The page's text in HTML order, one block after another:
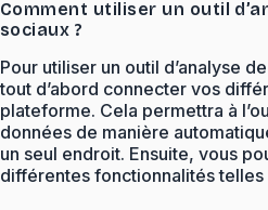
Comment utiliser un outil
sociaux ?
Pour utiliser un outil d’analyse
tout d’abord connecter vos
plateforme. Cela permettra à
données de manière
un seul endroit. Ensuite, vous
différentes fonctionnalités telles